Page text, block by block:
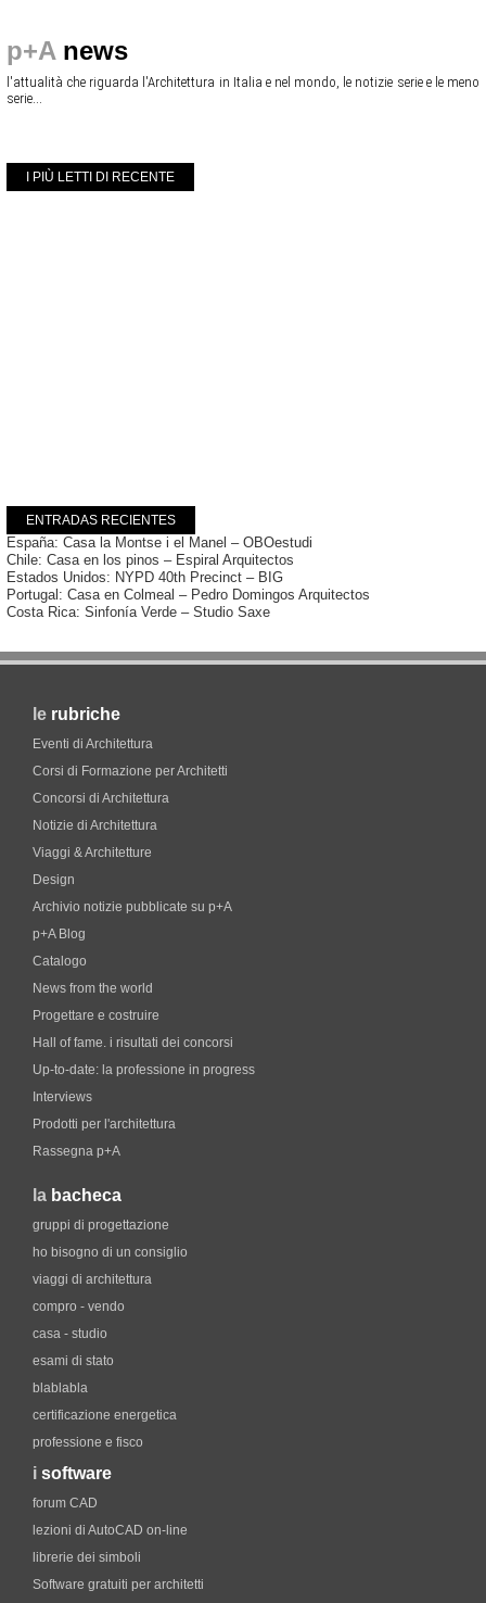
p+A news
l'attualità che riguarda l'Architettura in Italia e nel mondo, le notizie serie e le meno
serie...
I PIÙ LETTI DI RECENTE
ENTRADAS RECIENTES
España: Casa la Montse i el Manel – OBOestudi
Chile: Casa en los pinos – Espiral Arquitectos
Estados Unidos: NYPD 40th Precinct – BIG
Portugal: Casa en Colmeal – Pedro Domingos Arquitectos
Costa Rica: Sinfonía Verde – Studio Saxe
le rubriche
Eventi di Architettura
Corsi di Formazione per Architetti
Concorsi di Architettura
Notizie di Architettura
Viaggi & Architetture
Design
Archivio notizie pubblicate su p+A
p+A Blog
Catalogo
News from the world
Progettare e costruire
Hall of fame. i risultati dei concorsi
Up-to-date: la professione in progress
Interviews
Prodotti per l'architettura
Rassegna p+A
la bacheca
gruppi di progettazione
ho bisogno di un consiglio
viaggi di architettura
compro - vendo
casa - studio
esami di stato
blablabla
certificazione energetica
professione e fisco
i software
forum CAD
lezioni di AutoCAD on-line
librerie dei simboli
Software gratuiti per architetti